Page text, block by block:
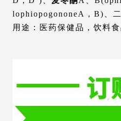
lophiopogononeA，B)、
用途：医药保健品，饮料食